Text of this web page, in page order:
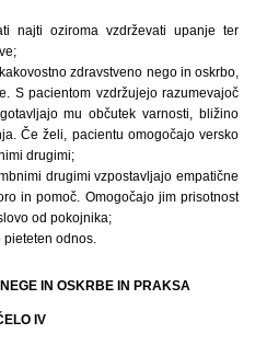
najti oziroma vzdrževati upanje ter
zdravstveno nego in oskrbo,
S pacientom vzdržujejo razumevajoč
mu občutek varnosti, bližino
Če želi, pacientu omogočajo versko
drugimi;
drugimi vzpostavljajo empatične
in pomoč. Omogočajo jim prisotnost
od pokojnika;
odnos.
IN OSKRBE IN PRAKSA
IV